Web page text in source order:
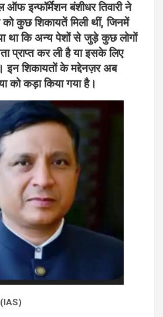
इन्फॉर्मेशन बंशीधर तिवारी ने
को कुछ शिकायतें मिली थीं, जिनमें
था कि अन्य पेशों से जुड़े कुछ लोगों
प्राप्त कर ली है या इसके लिए
शिकायतों के मद्देनज़र अब
को कड़ा किया गया है।
IAS)